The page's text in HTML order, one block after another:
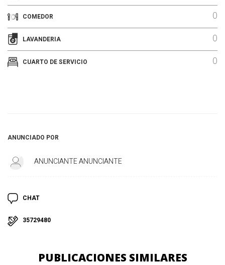
COMEDOR 0
LAVANDERIA 0
CUARTO DE SERVICIO 0
ANUNCIADO POR
ANUNCIANTE ANUNCIANTE
CHAT
35729480
PUBLICACIONES SIMILARES